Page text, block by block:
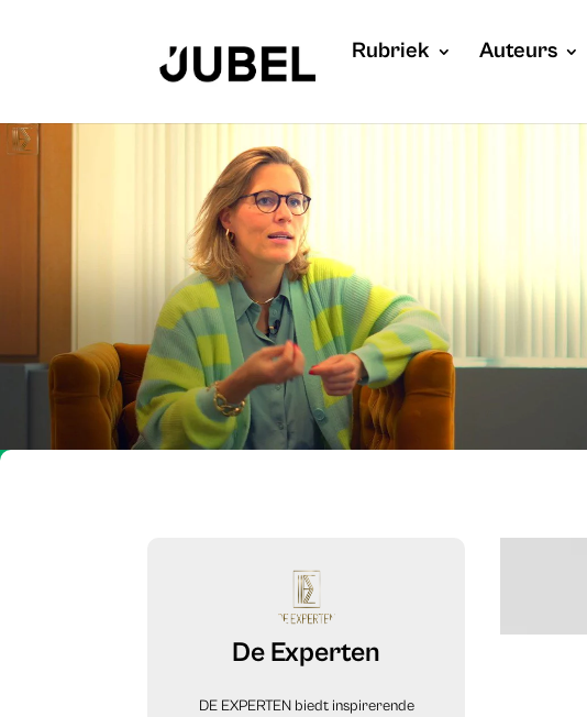
Rubriek Auteurs
De Experten
DE EXPERTEN biedt inspirerende